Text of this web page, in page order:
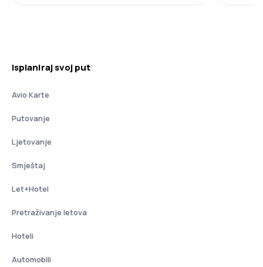
Isplaniraj svoj put
Avio Karte
Putovanje
Ljetovanje
Smještaj
Let+Hotel
Pretraživanje letova
Hoteli
Automobili